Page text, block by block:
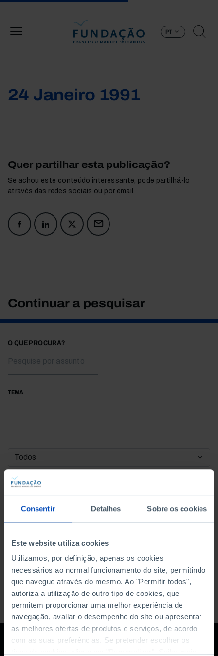
Consentir Detalhes Sobre os cookies
Este website utiliza cookies
Utilizamos, por definição, apenas os cookies
necessários ao normal funcionamento do site, permitindo
que navegue através do mesmo. Ao "Permitir todos",
autoriza a utilização de outro tipo de cookies, que
permitem proporcionar uma melhor experiência de
navegação, avaliar o desempenho do site ou apresentar
as melhores ofertas de produtos e serviços, de acordo
com as suas preferências. Se pretender escolher os
PT
24 Janeiro 1991
Quer partilhar esta publicação?
Se achou este conteúdo interessante, pode partilhá-lo
através das redes sociais ou por email.
Continuar a pesquisar
O QUE PROCURA?
TEMA
DATA DE INÍCIO
DATA DE FIM